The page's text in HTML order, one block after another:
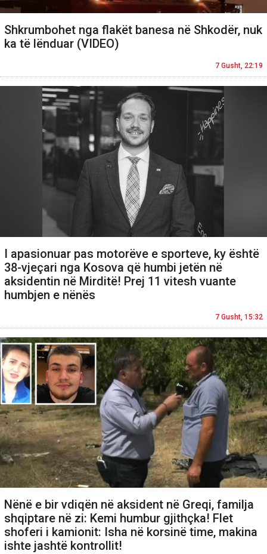
Shkrumbohet nga flakët banesa në Shkodër, nuk
ka të lënduar (VIDEO)
7 Gusht, 22:19
I apasionuar pas motorëve e sporteve, ky është
38-vjeçari nga Kosova që humbi jetën në
aksidentin në Mirditë! Prej 11 vitesh vuante
humbjen e nënës
7 Gusht, 15:32
Nënë e bir vdiqën në aksident në Greqi, familja
shqiptare në zi: Kemi humbur gjithçka! Flet
shoferi i kamionit: Isha në korsinë time, makina
ishte jashtë kontrollit!